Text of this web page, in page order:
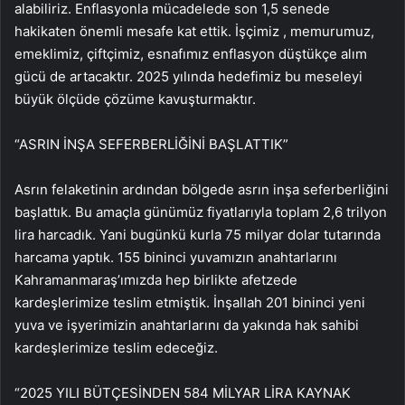
alabiliriz. Enflasyonla mücadelede son 1,5 senede
hakikaten önemli mesafe kat ettik. İşçimiz , memurumuz,
emeklimiz, çiftçimiz, esnafımız enflasyon düştükçe alım
gücü de artacaktır. 2025 yılında hedefimiz bu meseleyi
büyük ölçüde çözüme kavuşturmaktır.
“ASRIN İNŞA SEFERBERLİĞİNİ BAŞLATTIK”
Asrın felaketinin ardından bölgede asrın inşa seferberliğini
başlattık. Bu amaçla günümüz fiyatlarıyla toplam 2,6 trilyon
lira harcadık. Yani bugünkü kurla 75 milyar dolar tutarında
harcama yaptık. 155 bininci yuvamızın anahtarlarını
Kahramanmaraş’ımızda hep birlikte afetzede
kardeşlerimize teslim etmiştik. İnşallah 201 bininci yeni
yuva ve işyerimizin anahtarlarını da yakında hak sahibi
kardeşlerimize teslim edeceğiz.
“2025 YILI BÜTÇESİNDEN 584 MİLYAR LİRA KAYNAK